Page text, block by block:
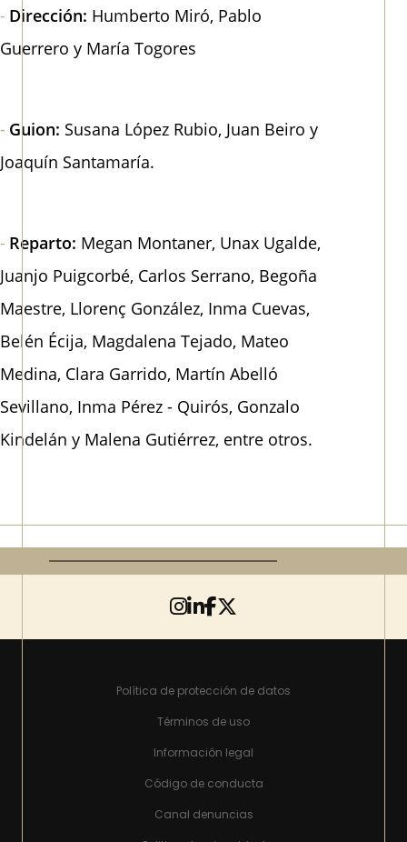
Dirección: Humberto Miró, Pablo
Guerrero y María Togores
Guion: Susana López Rubio, Juan Beiro y
Joaquín Santamaría.
Reparto: Megan Montaner, Unax Ugalde,
Juanjo Puigcorbé, Carlos Serrano, Begoña
Maestre, Llorenç González, Inma Cuevas,
Belén Écija, Magdalena Tejado, Mateo
Medina, Clara Garrido, Martín Abelló
Sevillano, Inma Pérez - Quirós, Gonzalo
Kindelán y Malena Gutiérrez, entre otros.
Política de protección de datos
Términos de uso
Información legal
Código de conducta
Canal denuncias